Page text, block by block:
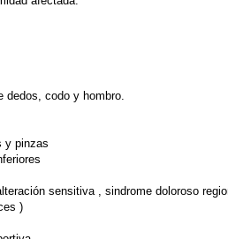
dedos, codo y hombro.
y pinzas
sensitiva , sindrome doloroso
)